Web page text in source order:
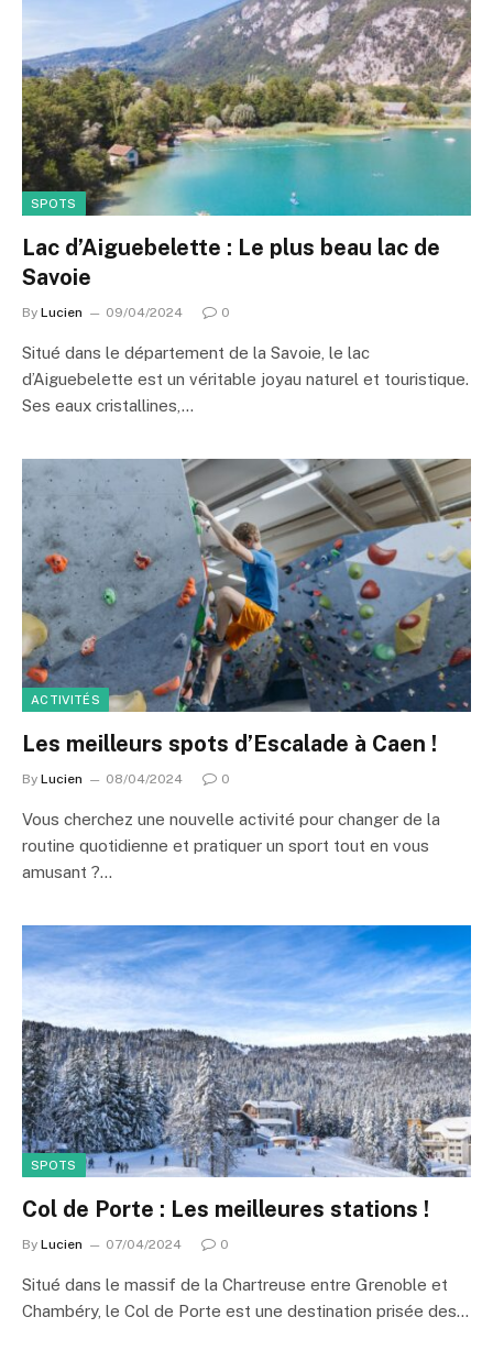
SPOTS
Lac d’Aiguebelette : Le plus beau lac de
Savoie
By Lucien 09/04/2024 0
Situé dans le département de la Savoie, le lac
d’Aiguebelette est un véritable joyau naturel et touristique.
Ses eaux cristallines,…
ACTIVITÉS
Les meilleurs spots d’Escalade à Caen !
By Lucien 08/04/2024 0
Vous cherchez une nouvelle activité pour changer de la
routine quotidienne et pratiquer un sport tout en vous
amusant ?…
SPOTS
Col de Porte : Les meilleures stations !
By Lucien 07/04/2024 0
Situé dans le massif de la Chartreuse entre Grenoble et
Chambéry, le Col de Porte est une destination prisée des…